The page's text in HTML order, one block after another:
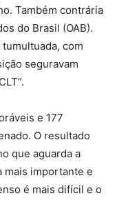
Também contrária
do Brasil (OAB).
com
seguravam
e 177
O resultado
que aguarda a
mais importante e
é mais difícil e o